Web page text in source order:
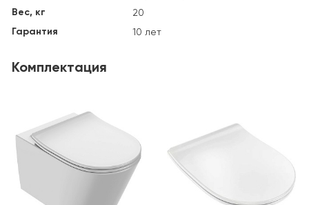
Вес, кг 20
Гарантия 10 лет
Комплектация